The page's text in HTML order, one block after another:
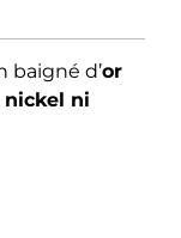
baigné d’or
nickel ni